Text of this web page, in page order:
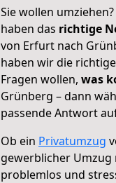
Sie wollen
haben das richtige
von Erfurt nach
haben wir die
Fragen wollen, was
Grünberg – dann
passende Antwort
Ob ein Privatumzug
gewerblicher Umzug
problemlos und